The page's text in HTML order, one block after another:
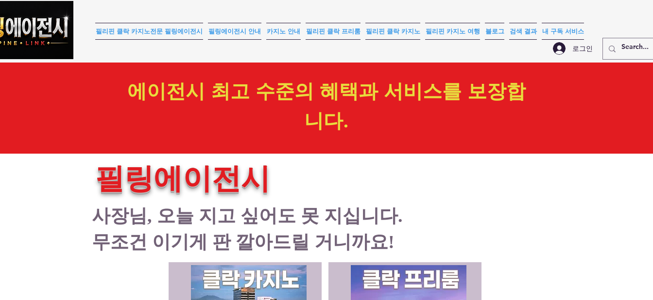
필리핀 클락 카지노전문 필링에이전시 필링에이전시 안내 카지노 안내 필리핀 클락 프리룸 필리핀 클락 카지노 필리핀 카지노 여행 블로그 검색 결과 내 구독 서비스
로그인
에이전시 최고 수준의 혜택과 서비스를 보장합
니다.
필링에이전시
사장님, 오늘 지고 싶어도 못 지십니다.
무조건 이기게 판 깔아드릴 거니까요!